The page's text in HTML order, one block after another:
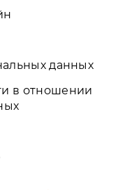
данных
в отношении